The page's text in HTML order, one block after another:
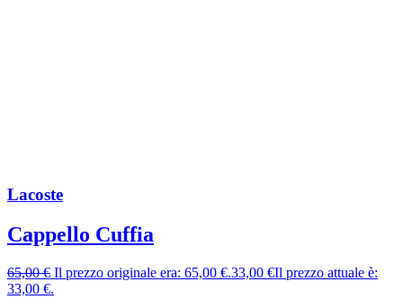
Lacoste
Cappello Cuffia
65,00€ Il prezzo originale era: 65,00 €.33,00 €Il prezzo attuale è:
33,00 €.